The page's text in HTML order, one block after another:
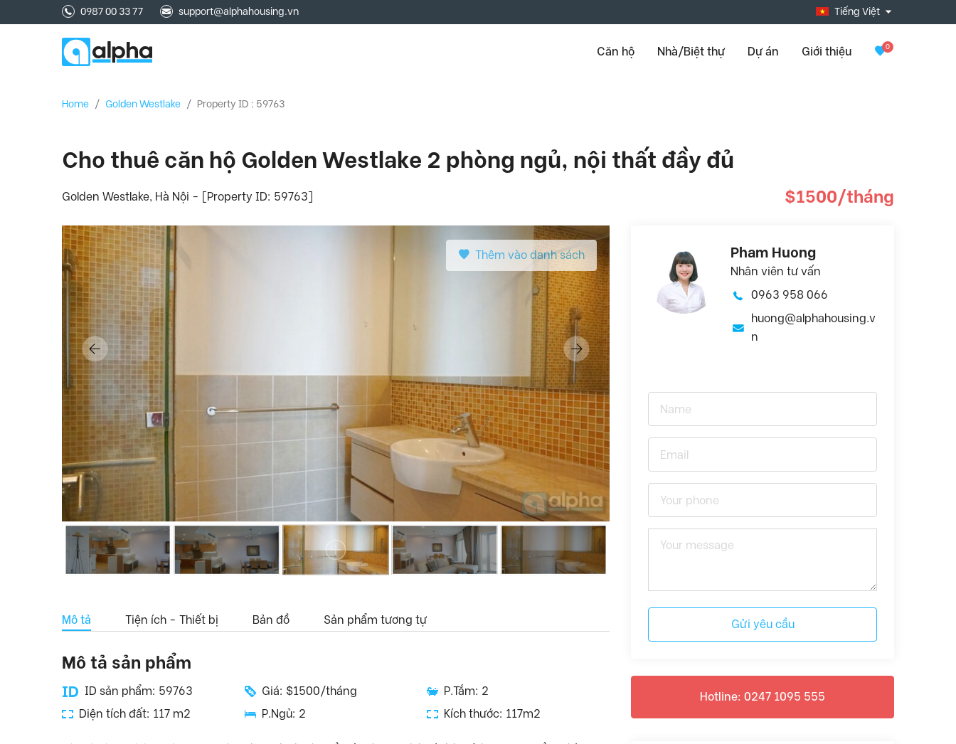
0987 00 33 77 support@alphahousing.vn Tiếng Việt
Căn hộ Nhà/Biệt thự Dự án Giới thiệu 0
Home / Golden Westlake / Property ID : 59763
Cho thuê căn hộ Golden Westlake 2 phòng ngủ, nội thất đầy đủ
Golden Westlake, Hà Nội - [Property ID: 59763] $1500/tháng
Thêm vào danh sách
Mô tả Tiện ích - Thiết bị Bản đồ Sản phẩm tương tự
Mô tả sản phẩm
ID sản phẩm: 59763 Giá: $1500/tháng
P.Tắm: 2
Diện tích đất: 117 m2
P.Ngủ: 2 Kích thước: 117m2
Pham Huong
Nhân viên tư vấn
0963 958 066
huong@alphahousing.v
n
Gửi yêu cầu
Hotline: 0247 1095 555